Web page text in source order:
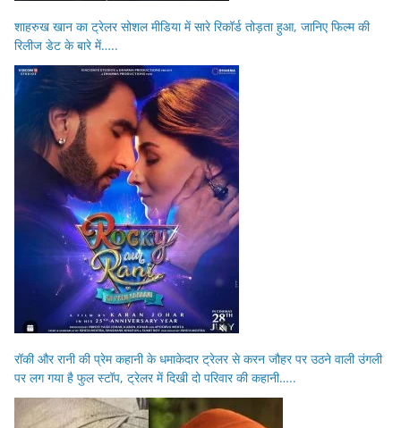
शाहरुख खान का ट्रेलर सोशल मीडिया में सारे रिकॉर्ड तोड़ता हुआ, जानिए फिल्म की
रिलीज डेट के बारे में…..
रॉकी और रानी की प्रेम कहानी के धमाकेदार ट्रेलर से करन जौहर पर उठने वाली उंगली
पर लग गया है फुल स्टॉप, ट्रेलर में दिखी दो परिवार की कहानी…..